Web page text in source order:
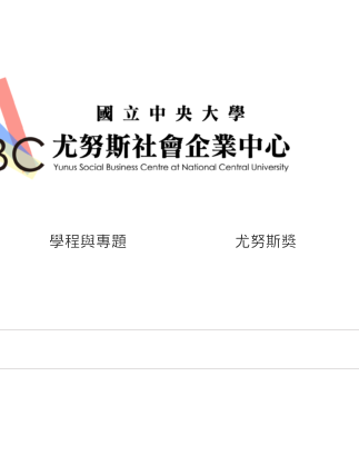
學程與專題 尤努斯獎